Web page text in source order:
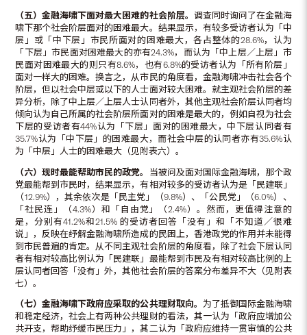
（五）金融海啸下面对最大困难的社会阶层。 调查同时询问了在金融海
啸下那个社会阶层面对的困难最大。结果显示，有较多受访者认为「中
层」或「中下层」市民所面对的困难最大，各占整体的28.6%，认为
「下层」市民面对困难最大的亦有24.3%，而认为「中上层／上层」市
民面对困难最大的则只有8.6%，也有6.8%的受访者认为「所有阶层」
面对一样大的困难。换言之，从市民的角度看，金融海啸冲击社会各个
阶层，但以社会中层或以下的人士面对较大困难。就主观社会阶层的差
异分析，除了中上层／上层人士认同者外，其他主观社会阶层认同者均
倾向认为自己所属的社会阶层所面对的困难是最大的，例如自视为社会
下层的受访者有44%认为「下层」面对的困难最大，中下层认同者有
35.7%认为「中下层」的困难最大，而社会中层的认同者亦有35.6%认
为「中层」人士的困难最大（见附表六）。
（六）现时最能帮助市民的政党。 当被问及面对国际金融海啸，那个政
党最能帮到市民时，结果显示，有相对较多的受访者认为是「民建联」
（12.9%），其余依次是「民主党」（9.8%）、「公民党」（6.0%）、
「社民连」（4.3%）和「自由党」（2.4%）。然而，更值得注意的
是，分别有41.2%和21.5% 的受访者回答「没有」和「不知道／很难
说」，反映在纾解金融海啸所造成的民困上，香港政党的作用并未能得
到市民普遍的肯定。从不同主观社会阶层的角度看，除了社会下层认同
者有相对较高比例认为「民建联」最能帮到市民及有相对较高比例的上
层认同者回答「没有」外，其他社会阶层的答案分布差异不大（见附表
七）。
（七）金融海啸下政府应采取的公共理财取向。 为了抵御国际金融海啸
和稳定经济，社会上有两种公共理财的看法，其一认为「政府应增加公
共开支，帮助纾缓市民压力」，其二认为「政府应维持一贯审慎的公共